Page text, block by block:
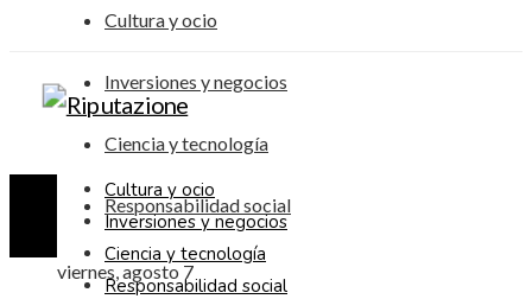
Cultura y ocio
Inversiones y negocios
Ciencia y tecnología
Responsabilidad social
viernes, agosto 7
Cultura y ocio
Inversiones y negocios
Ciencia y tecnología
Responsabilidad social